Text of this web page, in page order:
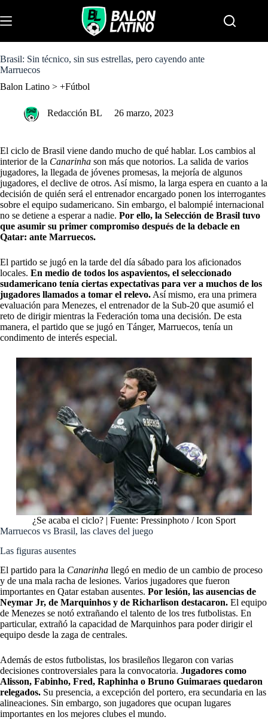
k
i
o
c
n
Brasil: Sin técnico, sin sus estrellas, pero cayendo ante
Marruecos
Balon Latino > +Fútbol
Redacción BL 26 marzo, 2023
El ciclo de Brasil viene dando mucho de qué hablar. Los cambios al
interior de la Canarinha son más que notorios. La salida de varios
jugadores, la llegada de jóvenes promesas, la mejoría de algunos
jugadores, el declive de otros. Así mismo, la larga espera en cuanto a la
decisión de quién será el entrenador encargado ponen los interrogantes
sobre el equipo sudamericano. Sin embargo, el balompié internacional
no se detiene a esperar a nadie. Por ello, la Selección de Brasil tuvo
que asumir su primer compromiso después de la debacle en
Qatar: ante Marruecos.
El partido se jugó en la tarde del día sábado para los aficionados
locales. En medio de todos los aspavientos, el seleccionado
sudamericano tenía ciertas expectativas para ver a muchos de los
jugadores llamados a tomar el relevo. Así mismo, era una primera
evaluación para Menezes, el entrenador de la Sub-20 que asumió el
reto de dirigir mientras la Federación toma una decisión. De esta
manera, el partido que se jugó en Tánger, Marruecos, tenía un
condimento de interés especial.
¿Se acaba el ciclo? | Fuente: Pressinphoto / Icon Sport
Marruecos vs Brasil, las claves del juego
Las figuras ausentes
El partido para la Canarinha llegó en medio de un cambio de proceso
y de una mala racha de lesiones. Varios jugadores que fueron
importantes en Qatar estaban ausentes. Por lesión, las ausencias de
Neymar Jr, de Marquinhos y de Richarlison destacaron. El equipo
de Menezes se notó extrañando el talento de los tres futbolistas. En
particular, extrañó la capacidad de Marquinhos para poder dirigir el
equipo desde la zaga de centrales.
Además de estos futbolistas, los brasileños llegaron con varias
decisiones controversiales para la convocatoria. Jugadores como
Alisson, Fabinho, Fred, Raphinha o Bruno Guimaraes quedaron
relegados. Su presencia, a excepción del portero, era secundaria en las
alineaciones. Sin embargo, son jugadores que ocupan lugares
importantes en los mejores clubes el mundo.